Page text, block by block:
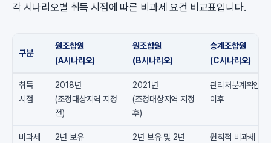
각 시나리오별 취득 시점에 따른 비과세 요건 비교표입니다.
구분
원조합원
(A시나리오)
원조합원
(B시나리오)
승계조합원
(C시나리오)
취득
시점
2018년
(조정대상지역 지정
전)
2021년
(조정대상지역 지정
후)
관리처분계획인가
이후
비과세
2년 보유
2년 보유 및 2년
원칙적 비과세